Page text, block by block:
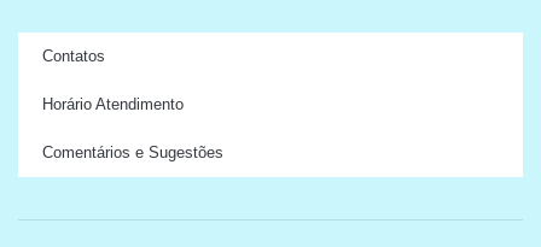
Contatos
Horário Atendimento
Comentários e Sugestões